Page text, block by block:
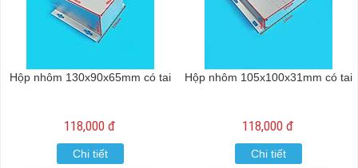
Hộp nhôm 130x90x65mm có tai
118,000 đ
Chi tiết
Hộp nhôm 105x100x31mm có tai
118,000 đ
Chi tiết